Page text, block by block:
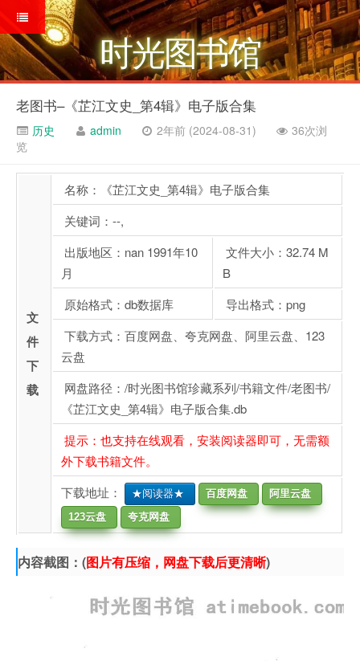
时光图书馆
老图书–《芷江文史_第4辑》电子版合集
历史 admin 2年前 (2024-08-31)
36次浏
览
文
件
下
载
名称：《芷江文史_第4辑》电子版合集
关键词：--,
出版地区：nan 1991年10
月
文件大小：32.74 M
B
原始格式：db数据库
导出格式：png
下载方式：百度网盘、夸克网盘、阿里云盘、123
云盘
网盘路径：/时光图书馆珍藏系列/书籍文件/老图书/
《芷江文史_第4辑》电子版合集.db
提示：也支持在线观看，安装阅读器即可，无需额
外下载书籍文件。
下载地址：
★阅读器★ 百度网盘
阿里云盘
123云盘
夸克网盘
内容截图：(图片有压缩，网盘下载后更清晰)